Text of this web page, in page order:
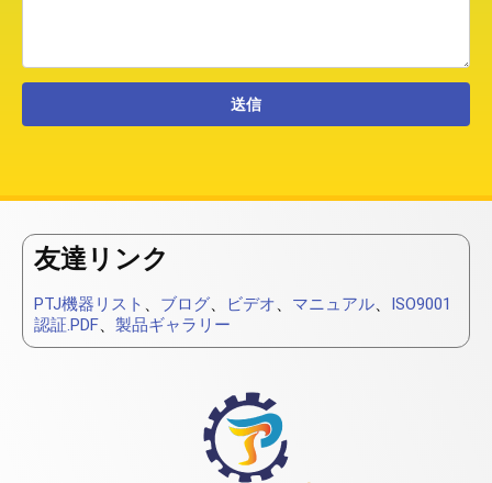
友達リンク
PTJ機器リスト 、 ブログ、 ビデオ、 マニュアル、 ISO9001
認証.PDF、 製品ギャラリー